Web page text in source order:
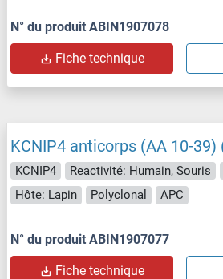
N° du produit ABIN1907078
Fiche technique
KCNIP4 anticorps (AA 10-39)
KCNIP4 Reactivité: Humain, Souris
Hôte: Lapin
Polyclonal APC
N° du produit ABIN1907077
Fiche technique